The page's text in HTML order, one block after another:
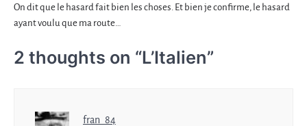
On dit que le hasard fait bien les choses. Et bien je confirme, le hasard
ayant voulu que ma route…
2 thoughts on “L’Italien”
fran_84